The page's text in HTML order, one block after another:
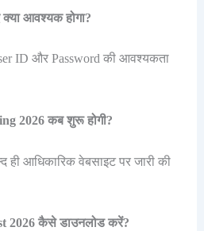
आवश्यक होगा?
ID और Password की आवश्यकता
2026 कब शुरू होगी?
ही आधिकारिक वेबसाइट पर जारी की
2026 कैसे डाउनलोड करें?